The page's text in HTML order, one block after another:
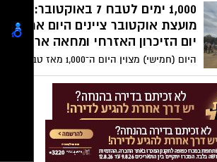
ההורים, המסייעת בשמירה על ביטחונם
ורווחתם של בני הנוער במרחב הציבורי.
ההתנדבות גמישה ואינה מחייבת השתתפות
קבועה, וב-7 ביולי תתקיים גם הרצאת היכרות
למתעניינים
1,000 ימים לטבח 7 באוקטובר:
מועצת אוקטובר ציינים היום את
יום הזיכרון האזרחי ומחאה ארצית
באוקטובר, ומועצת אוקטובר מקיימת יום
זיכרון אזרחי ומחאה ארצי תחת הכותרת
"1,000 ימים של שבעה".